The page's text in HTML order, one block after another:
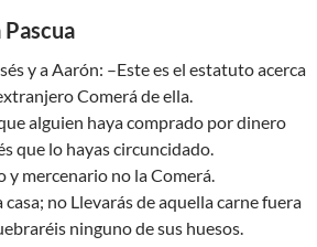
y a Aarón: –Este es el estatuto acerca
Comerá de ella.
alguien haya comprado por dinero
que lo hayas circuncidado.
y mercenario no la Comerá.
casa; no Llevarás de aquella carne fuera
ninguno de sus huesos.